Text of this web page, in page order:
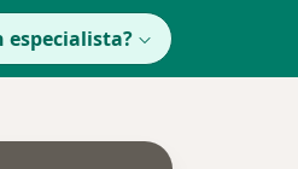
especialista?